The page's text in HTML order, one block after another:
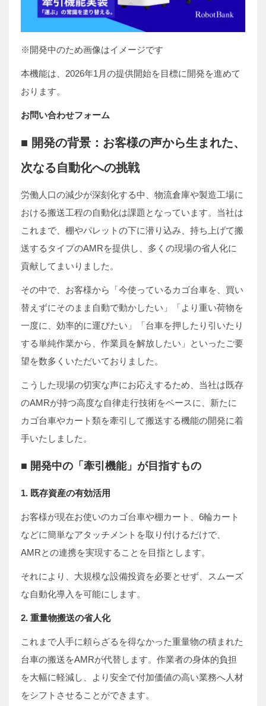
※開発中のため画像はイメージです
本機能は、2026年1月の提供開始を目標に開発を進めて
おります。
お問い合わせフォーム
■ 開発の背景：お客様の声から生まれた、
次なる自動化への挑戦
労働人口の減少が深刻化する中、物流倉庫や製造工場に
おける搬送工程の自動化は課題となっています。当社は
これまで、棚やパレットの下に潜り込み、持ち上げて搬
送するタイプのAMRを提供し、多くの現場の省人化に
貢献してまいりました。
その中で、お客様から「今使っているカゴ台車を、買い
替えずにそのまま自動で動かしたい」「より重い荷物を
一度に、効率的に運びたい」「台車を押したり引いたり
する単純作業から、作業員を解放したい」といったご要
望を数多くいただいておりました。
こうした現場の切実な声にお応えするため、当社は既存
のAMRが持つ高度な自律走行技術をベースに、新たに
カゴ台車やカート類を牽引して搬送する機能の開発に着
手いたしました。
■ 開発中の「牽引機能」が目指すもの
1. 既存資産の有効活用
お客様が現在お使いのカゴ台車や棚カート、6輪カート
などに簡単なアタッチメントを取り付けるだけで、
AMRとの連携を実現することを目指とします。
それにより、大規模な設備投資を必要とせず、スムーズ
な自動化導入を可能にします。
2. 重量物搬送の省人化
これまで人手に頼らざるを得なかった重量物の積まれた
台車の搬送をAMRが代替します。作業者の身体的負担
を大幅に軽減し、より安全で付加価値の高い業務へ人材
をシフトさせることができます。